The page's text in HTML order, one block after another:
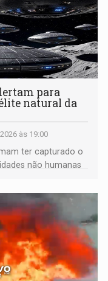
para
natural da
às 19:00
ter capturado o
não humanas